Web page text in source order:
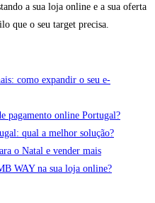
a sua loja online e a sua oferta
que o seu target precisa.
como expandir o seu e-
pagamento online Portugal?
qual a melhor solução?
o Natal e vender mais
WAY na sua loja online?